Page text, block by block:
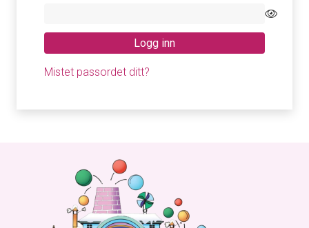
Logg inn
Mistet passordet ditt?